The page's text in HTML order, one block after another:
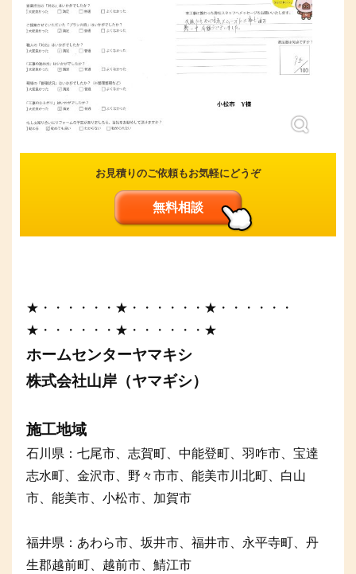
お見積りのご依頼もお気軽にどうぞ
無料相談
★・・・・・・★・・・・・・★・・・・・・
★・・・・・・★・・・・・・★
ホームセンターヤマキシ
株式会社山岸（ヤマギシ）
施工地域
石川県：七尾市、志賀町、中能登町、羽咋市、宝達
志水町、金沢市、野々市市、能美市川北町、白山
市、能美市、小松市、加賀市
福井県：あわら市、坂井市、福井市、永平寺町、丹
生郡越前町、越前市、鯖江市